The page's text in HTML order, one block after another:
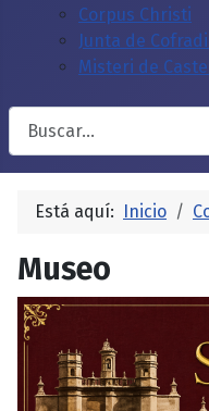
Corpus Christi
Junta de
Misteri de
Buscar
Está aquí: Inicio
Museo